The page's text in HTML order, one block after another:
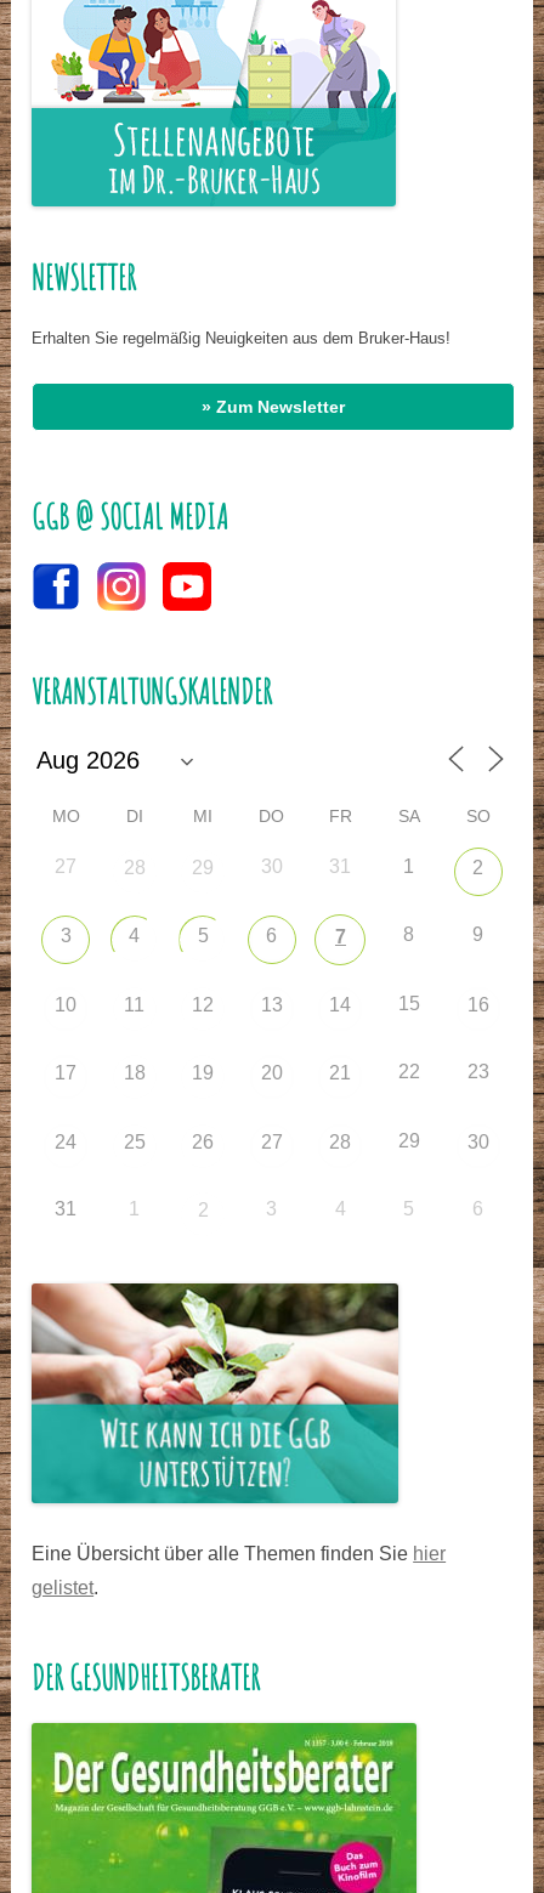
NEWSLETTER
Erhalten Sie regelmäßig Neuigkeiten aus dem Bruker-Haus!
» Zum Newsletter
GGB @ SOCIAL MEDIA
VERANSTALTUNGSKALENDER
MO DI MI DO FR SA SO
27 28 29 30 31 1 2
3 4 5 6 7 8 9
10 11 12 13 14 15 16
17 18 19 20 21 22 23
24 25 26 27 28 29 30
31 1 2 3 4 5 6
Eine Übersicht über alle Themen finden Sie hier
gelistet.
DER GESUNDHEITSBERATER